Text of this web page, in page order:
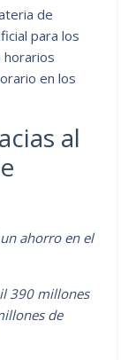
de
para los
horarios
en los
al
ahorro en el
390 millones
de